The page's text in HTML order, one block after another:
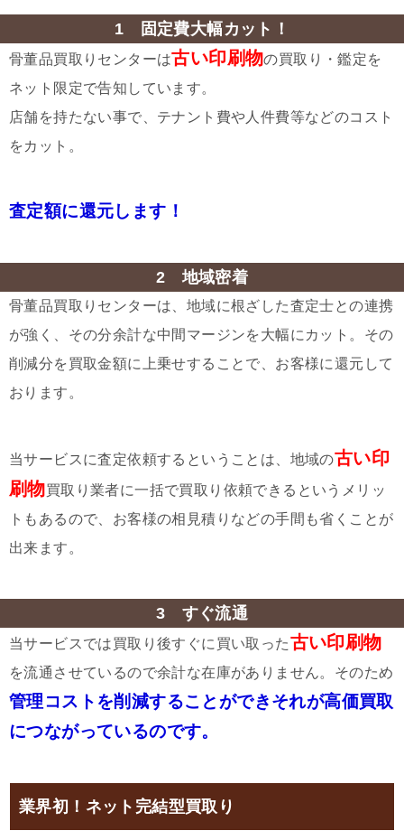
1 固定費大幅カット！
骨董品買取りセンターは古い印刷物の買取り・鑑定を
ネット限定で告知しています。
店舗を持たない事で、テナント費や人件費等などのコスト
をカット。
査定額に還元します！
2 地域密着
骨董品買取りセンターは、地域に根ざした査定士との連携
が強く、その分余計な中間マージンを大幅にカット。その
削減分を買取金額に上乗せすることで、お客様に還元して
おります。
当サービスに査定依頼するということは、地域の古い印
刷物買取り業者に一括で買取り依頼できるというメリッ
トもあるので、お客様の相見積りなどの手間も省くことが
出来ます。
3 すぐ流通
当サービスでは買取り後すぐに買い取った古い印刷物
を流通させているので余計な在庫がありません。そのため
管理コストを削減することができそれが高価買取
につながっているのです。
業界初！ネット完結型買取り